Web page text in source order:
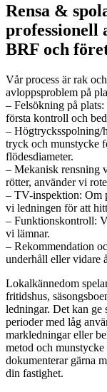
Rensa &
professionell
BRF och
Vår process är rak
avloppsproblem på
– Felsökning på
första kontroll och
– Högtrycksspolning/
tryck och munstycke
flödesdiameter.
– Mekanisk rensning
rötter, använder vi
– TV-inspektion: Om
vi ledningen för att
– Funktionskontroll:
vi lämnar.
– Rekommendation
underhåll eller vidare
Lokalkännedom
fritidshus,
ledningar. Det kan ge
perioder med låg
markledningar eller
metod och
dokumenterar gärna
din fastighet.